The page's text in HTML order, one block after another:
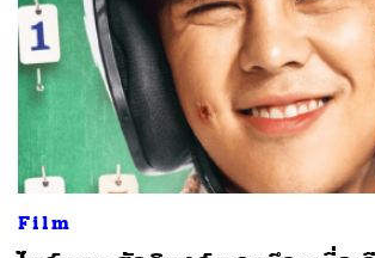
Film
SHARE TWEET LINE